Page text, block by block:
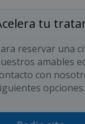
tu
reservar una
amables
con
opciones.